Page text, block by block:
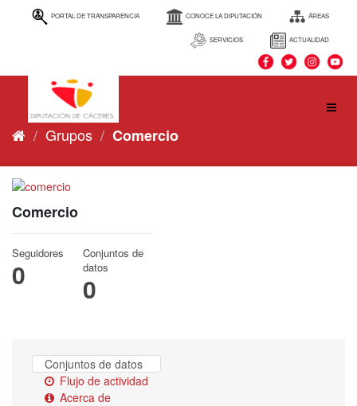
PORTAL DE TRANSPARENCIA CONOCE LA DIPUTACIÓN ÁREAS
SERVICIOS ACTUALIDAD
Grupos Comercio
Comercio
Seguidores
0
Conjuntos de
datos
0
Conjuntos de datos
Flujo de actividad
Acerca de